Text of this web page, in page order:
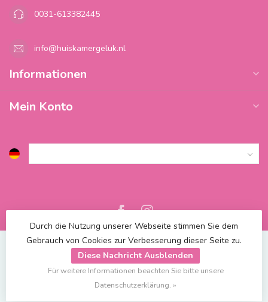
0031-613382445
info@huiskamergeluk.nl
Informationen
Mein Konto
© Copyright 2026 Blossify| Powered by
Durch die Nutzung unserer Webseite stimmen Sie dem
Gebrauch von Cookies zur Verbesserung dieser Seite zu.
Diese Nachricht Ausblenden
Für weitere Informationen beachten Sie bitte unsere
Datenschutzerklärung. »